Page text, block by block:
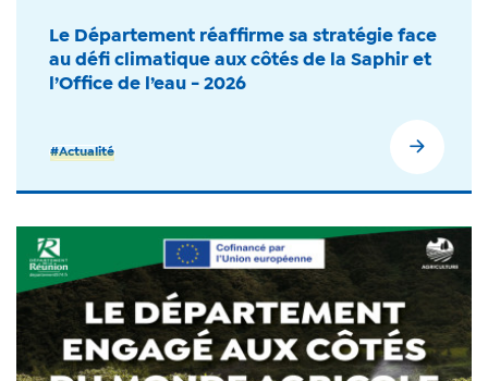
Le Département réaffirme sa stratégie face
au défi climatique aux côtés de la Saphir et
l’Office de l’eau - 2026
#Actualité